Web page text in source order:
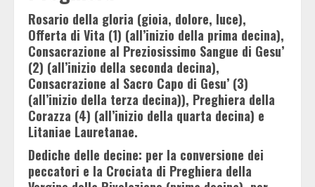
Rosario della gloria (gioia, dolore, luce),
Offerta di Vita (1) (all’inizio della prima decina),
Consacrazione al Preziosissimo Sangue di Gesu’
(2) (all’inizio della seconda decina),
Consacrazione al Sacro Capo di Gesu’ (3)
(all’inizio della terza decina)), Preghiera della
Corazza (4) (all’inizio della quarta decina) e
Litaniae Lauretanae.
Dediche delle decine: per la conversione dei
peccatori e la Crociata di Preghiera della